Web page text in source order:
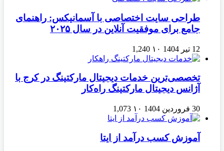
طراحی سایت اختصاصی با آسمانیکس: راهنمای
جامع برای موفقیت آنلاین در سال ۲۰۲۵
12 تیر 1404 ۱۰ 1,240
تخصصی‌ترین خدمات دیجیتال مارکتینگ در کرج با
آژانس دیجیتال مارکتینگ راه‌کار
30 فروردین 1404 ۱۰ 1,073
آموزش کسب درآمد از ایتا